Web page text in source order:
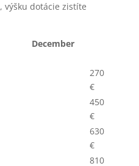
výšku dotácie zistíte
December
270
€
450
€
630
€
810